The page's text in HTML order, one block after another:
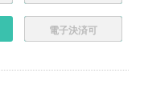
電子決済可